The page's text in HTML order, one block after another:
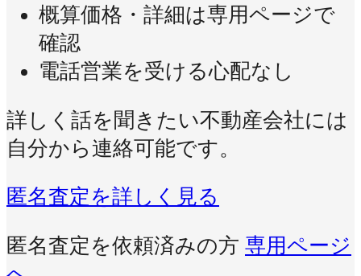
概算価格・詳細は専用ページで
確認
電話営業を受ける心配なし
詳しく話を聞きたい不動産会社には
自分から連絡可能です。
匿名査定を詳しく見る
匿名査定を依頼済みの方 専用ページ